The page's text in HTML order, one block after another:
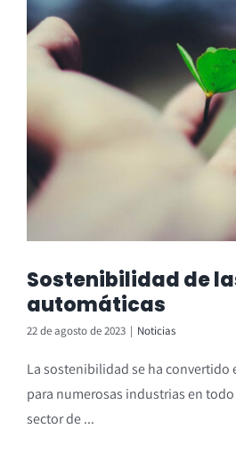
Sostenibilidad de
automáticas
22 de agosto de 2023 | Noticias
La sostenibilidad se ha convertido
para numerosas industrias en
sector de ...